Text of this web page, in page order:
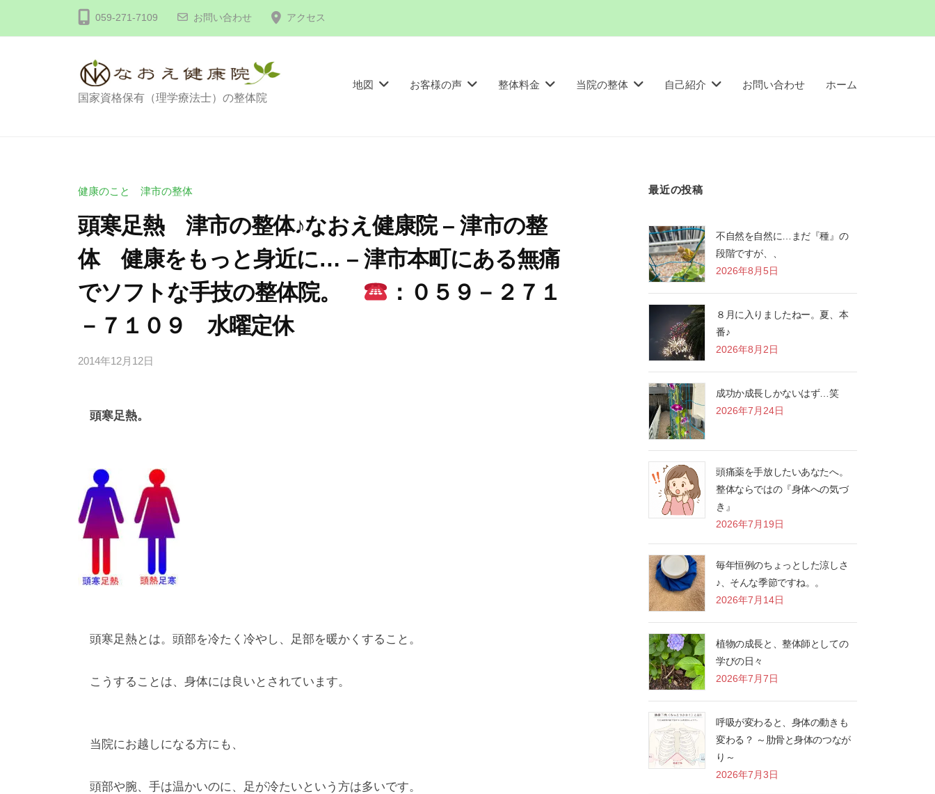
059-271-7109 お問い合わせ アクセス
整
え
健
康
院
国家資格保有（理学療法士）の整体院
地図 お客様の声 整体料金 当院の整体 自己紹介 お問い合わせ ホーム
健康のこと 津市の整体
頭寒足熱 津市の整体♪なおえ健康院 – 津市の整
体 健康をもっと身近に… – 津市本町にある無痛
でソフトな手技の整体院。
：０５９－２７１
－７１０９ 水曜定休
2014年12月12日
@
o
e
.
ン
ト
頭寒足熱。
頭寒足熱とは。頭部を冷たく冷やし、足部を暖かくすること。
こうすることは、身体には良いとされています。
当院にお越しになる方にも、
頭部や腕、手は温かいのに、足が冷たいという方は多いです。
最近の投稿
不自然を自然に…まだ『種』の
段階ですが、、
2026年8月5日
８月に入りましたねー。夏、本
番♪
2026年8月2日
成功か成長しかないはず…笑
2026年7月24日
頭痛薬を手放したいあなたへ。
整体ならではの『身体への気づ
き』
2026年7月19日
毎年恒例のちょっとした涼しさ
♪、そんな季節ですね。。
2026年7月14日
植物の成長と、整体師としての
学びの日々
2026年7月7日
呼吸が変わると、身体の動きも
変わる？ ～肋骨と身体のつなが
り～
2026年7月3日
体
な
え
健